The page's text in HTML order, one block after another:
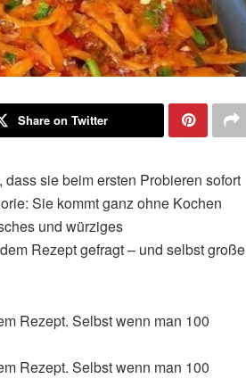
Share on Twitter
sie beim ersten Probieren sofort
Sie kommt ganz ohne Kochen
und würziges
Rezept gefragt – und selbst große
Rezept. Selbst wenn man 100
Rezept. Selbst wenn man 100